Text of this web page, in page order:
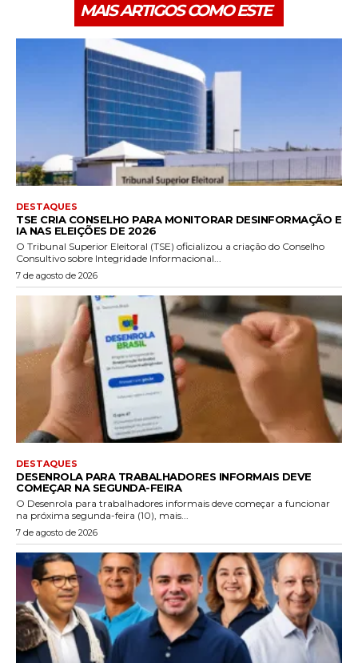
MAIS ARTIGOS COMO ESTE
DESTAQUES
TSE CRIA CONSELHO PARA MONITORAR DESINFORMAÇÃO E
IA NAS ELEIÇÕES DE 2026
O Tribunal Superior Eleitoral (TSE) oficializou a criação do Conselho
Consultivo sobre Integridade Informacional...
7 de agosto de 2026
DESTAQUES
DESENROLA PARA TRABALHADORES INFORMAIS DEVE
COMEÇAR NA SEGUNDA-FEIRA
O Desenrola para trabalhadores informais deve começar a funcionar
na próxima segunda-feira (10), mais...
7 de agosto de 2026